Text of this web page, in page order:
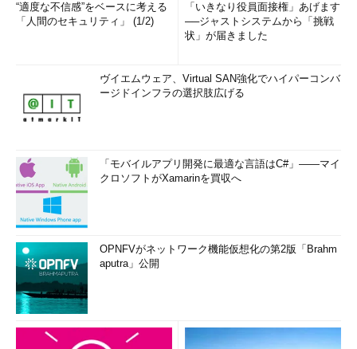
“適度な不信感”をベースに考える
「人間のセキュリティ」 (1/2)
「いきなり役員面接権」あげます
──ジャストシステムから「挑戦
状」が届きました
ヴイエムウェア、Virtual SAN強化でハイパーコンバ
ージドインフラの選択肢広げる
「モバイルアプリ開発に最適な言語はC#」――マイ
クロソフトがXamarinを買収へ
OPNFVがネットワーク機能仮想化の第2版「Brahm
aputra」公開